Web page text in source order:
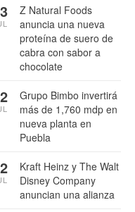
Z Natural Foods
anuncia una nueva
proteína de suero de
cabra con sabor a
chocolate
Grupo Bimbo invertirá
más de 1,760 mdp en
nueva planta en
Puebla
Kraft Heinz y The Walt
Disney Company
anuncian una alianza